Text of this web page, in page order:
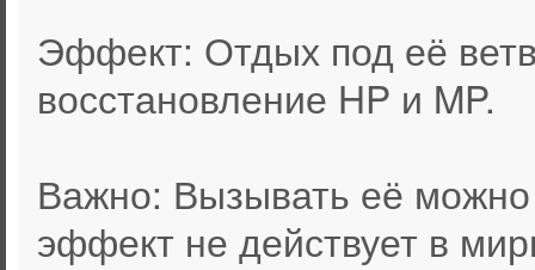
Эффект: Отдых под её
восстановление HP и MP.
Важно: Вызывать её можно
эффект не действует в